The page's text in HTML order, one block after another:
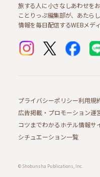
旅する人に小さなしあわせをお
ことりっぷ編集部が、あたら
情報を毎日配信するWEBメディ
プライバシーポリシー利用規
広告掲載・プロモーション運
コツまでわかるホテル情報サ
シチュエーション一覧
© Shobunsha Publications, Inc.